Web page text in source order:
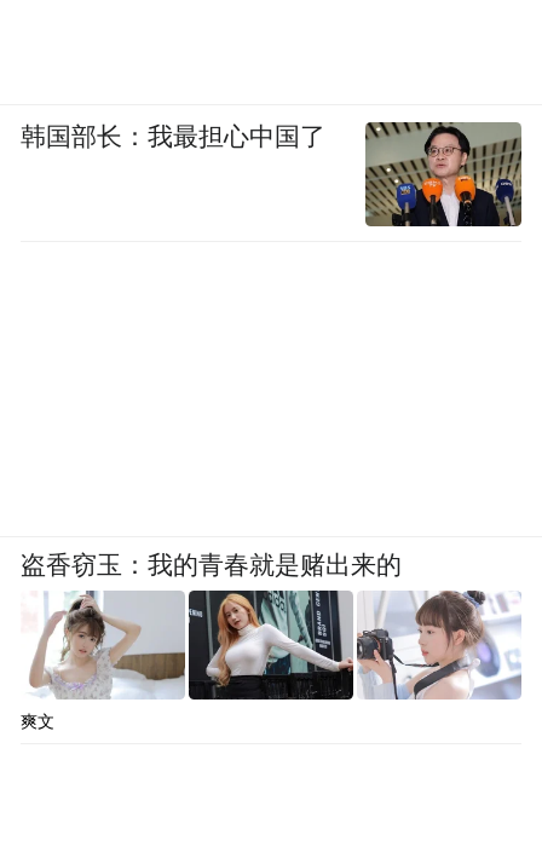
韩国部长：我最担心中国了
盗香窃玉：我的青春就是赌出来的
爽文